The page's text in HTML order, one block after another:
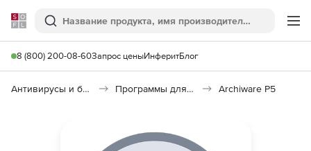
Softline
Поиск
8 (800) 200-08-60Запрос ценыИнферитБлог
Антивирусы и безопасность Программы для защиты информации Archiware P5